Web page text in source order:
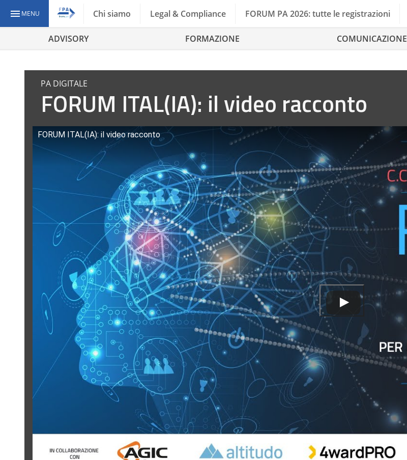
MENU Chi siamo Legal & Compliance FORUM PA 2026: tutte le registrazioni
ADVISORY FORMAZIONE COMUNICAZIONE
PA DIGITALE
FORUM ITAL(IA): il video racconto
FORUM ITAL(IA): il video racconto